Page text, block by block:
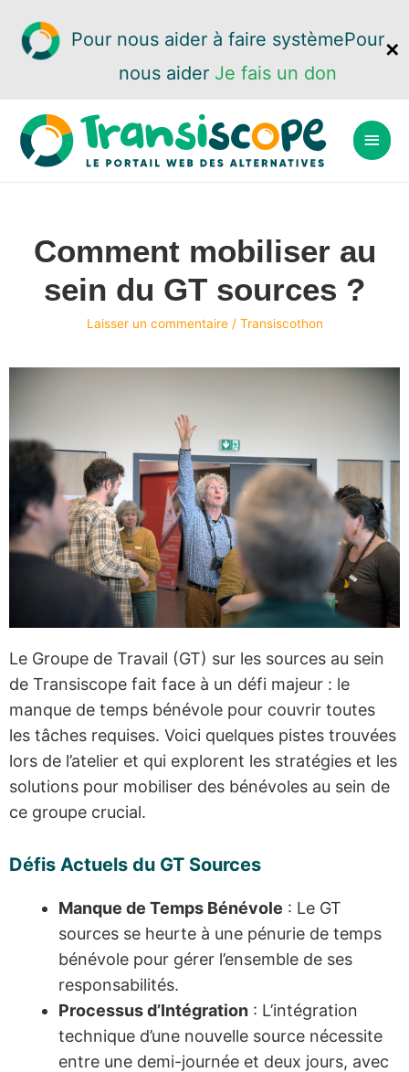
Pour nous aider à faire systèmePour
nous aider Je fais un don
✕
Comment mobiliser au
sein du GT sources ?
Laisser un commentaire / Transiscothon
Le Groupe de Travail (GT) sur les sources au sein
de Transiscope fait face à un défi majeur : le
manque de temps bénévole pour couvrir toutes
les tâches requises. Voici quelques pistes trouvées
lors de l’atelier et qui explorent les stratégies et les
solutions pour mobiliser des bénévoles au sein de
ce groupe crucial.
Défis Actuels du GT Sources
Manque de Temps Bénévole : Le GT
sources se heurte à une pénurie de temps
bénévole pour gérer l’ensemble de ses
responsabilités.
Processus d’Intégration : L’intégration
technique d’une nouvelle source nécessite
entre une demi-journée et deux jours, avec